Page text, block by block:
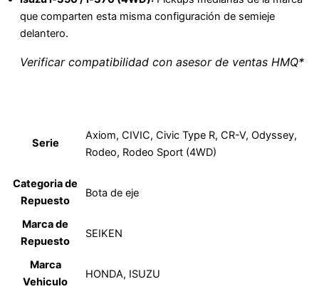
que comparten esta misma configuración de semieje
delantero.
Verificar compatibilidad con asesor de ventas HMQ*
Serie
Axiom, CIVIC, Civic Type R, CR-V, Odyssey,
Rodeo, Rodeo Sport (4WD)
Categoria de
Repuesto
Bota de eje
Marca de
Repuesto
SEIKEN
Marca
Vehiculo
HONDA, ISUZU